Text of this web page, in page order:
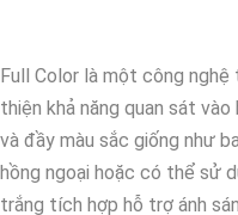
dễ dàng và tiện lợi. Hãy
bạn."
Full Color là một công
thiện khả năng quan sát
và đầy màu sắc giống như
hồng ngoại hoặc có thể sử
trắng tích hợp hỗ trợ ánh